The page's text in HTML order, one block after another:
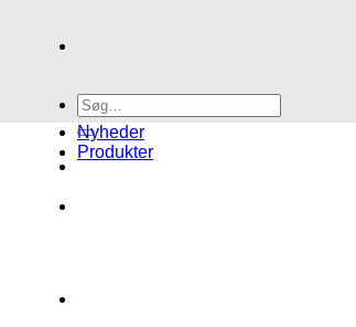
Søg
efter:
Nyheder
Produkter